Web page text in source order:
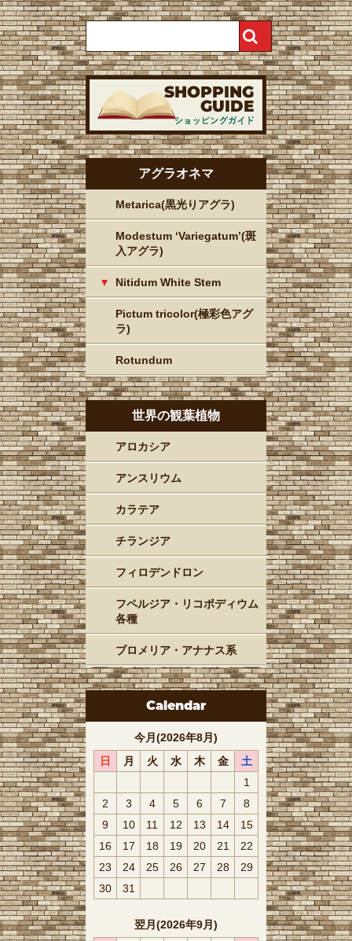
アグラオネマ
Metarica(黒光りアグラ)
Modestum ‘Variegatum’(斑
入アグラ)
Nitidum White Stem
Pictum tricolor(極彩色アグ
ラ)
Rotundum
世界の観葉植物
アロカシア
アンスリウム
カラテア
チランジア
フィロデンドロン
フペルジア・リコポディウム
各種
ブロメリア・アナナス系
Calendar
今月(2026年8月)
日
月 火 水 木 金
土
1
2
3 4 5 6 7
8
9
10 11 12 13 14
15
16
17 18 19 20 21
22
23
24 25 26 27 28
29
30
31
翌月(2026年9月)